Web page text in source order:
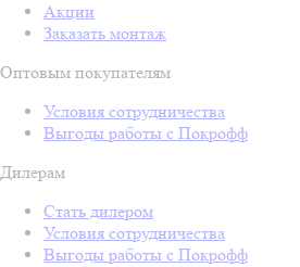
Акции
Заказать монтаж
Оптовым покупателям
Условия сотрудничества
Выгоды работы с Покрофф
Дилерам
Стать дилером
Условия сотрудничества
Выгоды работы с Покрофф